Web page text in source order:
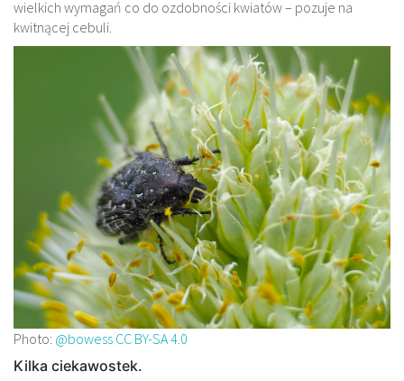
wielkich wymagań co do ozdobności kwiatów – pozuje na
kwitnącej cebuli.
Photo: @bowess CC BY-SA 4.0
Kilka ciekawostek.